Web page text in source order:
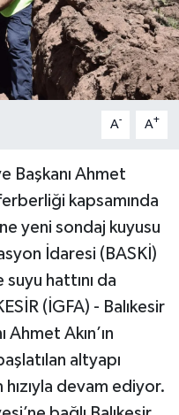
A- A+
Başkanı Ahmet
kapsamında
yeni sondaj kuyusu
İdaresi (BASKİ)
hattını da
(İGFA) - Balıkesir
Akın’ın
altyapı
devam ediyor.